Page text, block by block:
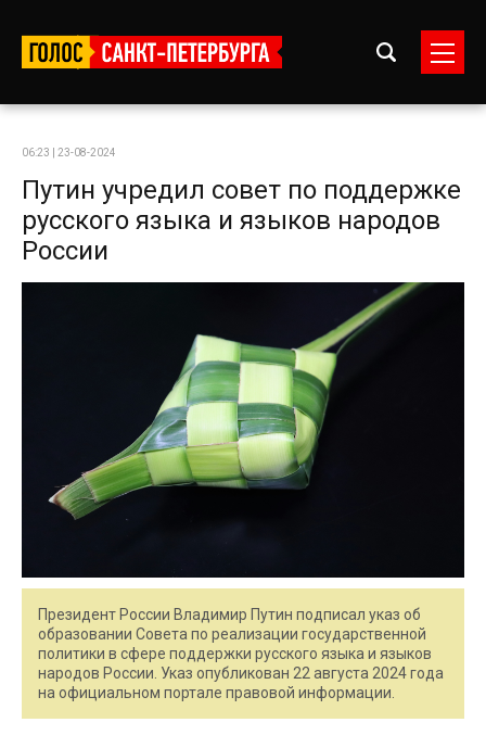
06:23 | 23-08-2024
Путин учредил совет по поддержке
русского языка и языков народов
России
Президент России Владимир Путин подписал указ об
образовании Совета по реализации государственной
политики в сфере поддержки русского языка и языков
народов России. Указ опубликован 22 августа 2024 года
на официальном портале правовой информации.